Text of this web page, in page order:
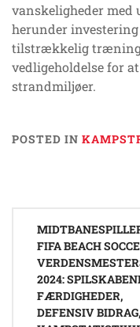
vanskeligheder
herunder
tilstrækkelig træning
vedligeholdelse for
strandmiljøer.
POSTED IN
navigation
FIFA BEACH
2024:
FÆRDIGHEDER,
DEFENSIV BIDRAG,